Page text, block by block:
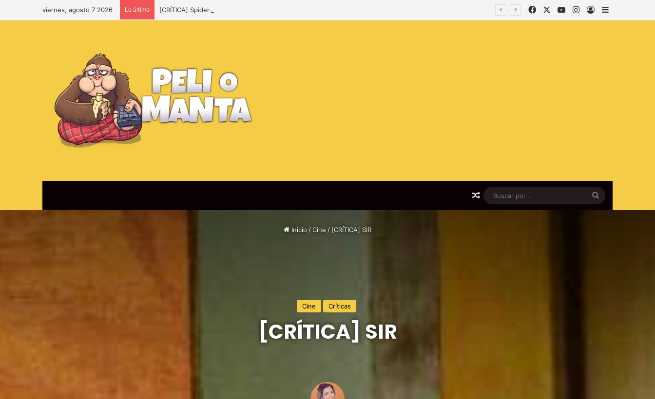
viernes, agosto 7 2026 Lo último [CRÍTICA] Spider-Man Brand New Day FacebookYouTubeInstagramlniciar sesión
Barra lateral
Artículo al azar
Buscar
por...
Inicio /Cine / [CRÍTICA] SIR
Cine Críticas
[CRÍTICA] SIR